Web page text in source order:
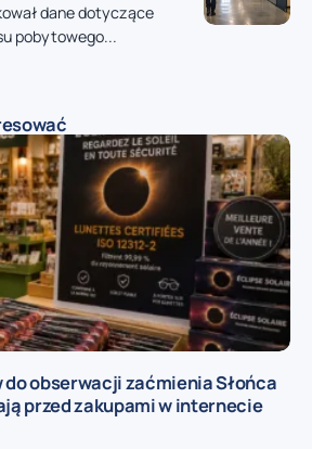
dane dotyczące
pobytowego...
obserwacji zaćmienia Słońca
przed zakupami w internecie